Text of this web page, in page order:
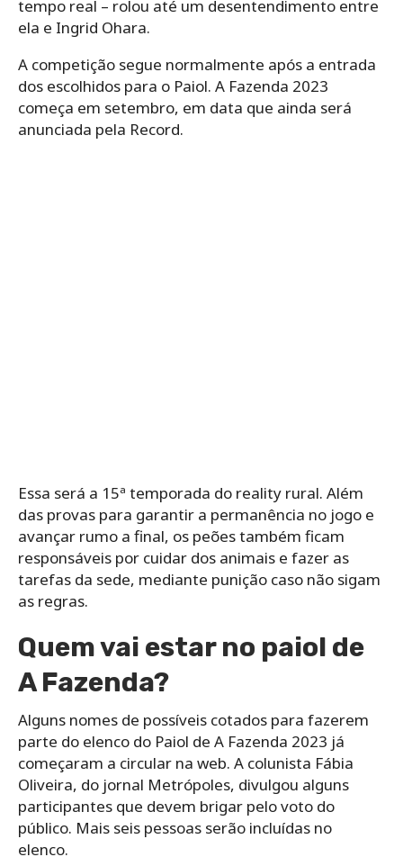
tempo real – rolou até um desentendimento entre
ela e Ingrid Ohara.
A competição segue normalmente após a entrada
dos escolhidos para o Paiol. A Fazenda 2023
começa em setembro, em data que ainda será
anunciada pela Record.
Essa será a 15ª temporada do reality rural. Além
das provas para garantir a permanência no jogo e
avançar rumo a final, os peões também ficam
responsáveis por cuidar dos animais e fazer as
tarefas da sede, mediante punição caso não sigam
as regras.
Quem vai estar no paiol de
A Fazenda?
Alguns nomes de possíveis cotados para fazerem
parte do elenco do Paiol de A Fazenda 2023 já
começaram a circular na web. A colunista Fábia
Oliveira, do jornal Metrópoles, divulgou alguns
participantes que devem brigar pelo voto do
público. Mais seis pessoas serão incluídas no
elenco.